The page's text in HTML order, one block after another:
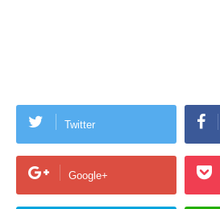
Twitter
Google+